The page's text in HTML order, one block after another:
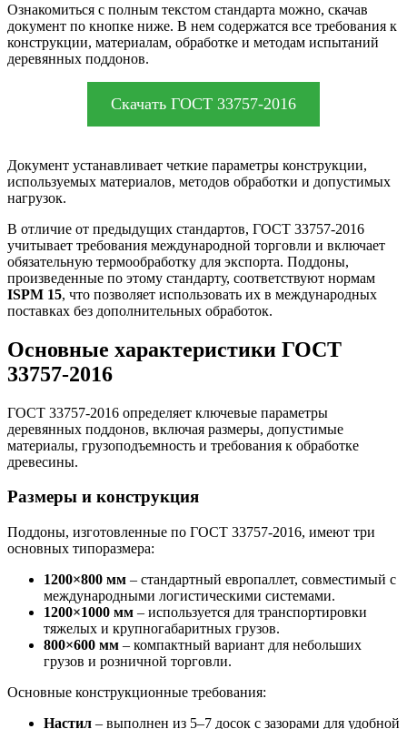
Ознакомиться с полным текстом стандарта можно, скачав
документ по кнопке ниже. В нем содержатся все требования к
конструкции, материалам, обработке и методам испытаний
деревянных поддонов.
Скачать ГОСТ 33757-2016
Документ устанавливает четкие параметры конструкции,
используемых материалов, методов обработки и допустимых
нагрузок.
В отличие от предыдущих стандартов, ГОСТ 33757-2016
учитывает требования международной торговли и включает
обязательную термообработку для экспорта. Поддоны,
произведенные по этому стандарту, соответствуют нормам
ISPM 15, что позволяет использовать их в международных
поставках без дополнительных обработок.
Основные характеристики ГОСТ
33757-2016
ГОСТ 33757-2016 определяет ключевые параметры
деревянных поддонов, включая размеры, допустимые
материалы, грузоподъемность и требования к обработке
древесины.
Размеры и конструкция
Поддоны, изготовленные по ГОСТ 33757-2016, имеют три
основных типоразмера:
1200×800 мм – стандартный европаллет, совместимый с
международными логистическими системами.
1200×1000 мм – используется для транспортировки
тяжелых и крупногабаритных грузов.
800×600 мм – компактный вариант для небольших
грузов и розничной торговли.
Основные конструкционные требования:
Настил – выполнен из 5–7 досок с зазорами для удобной